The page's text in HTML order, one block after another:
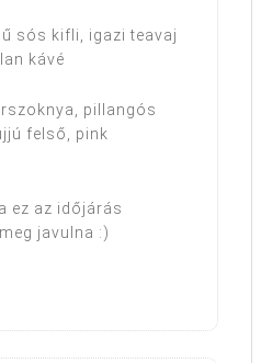
sós kifli, igazi teavaj
kávé
pillangós
felső, pink
ez az időjárás
javulna :)